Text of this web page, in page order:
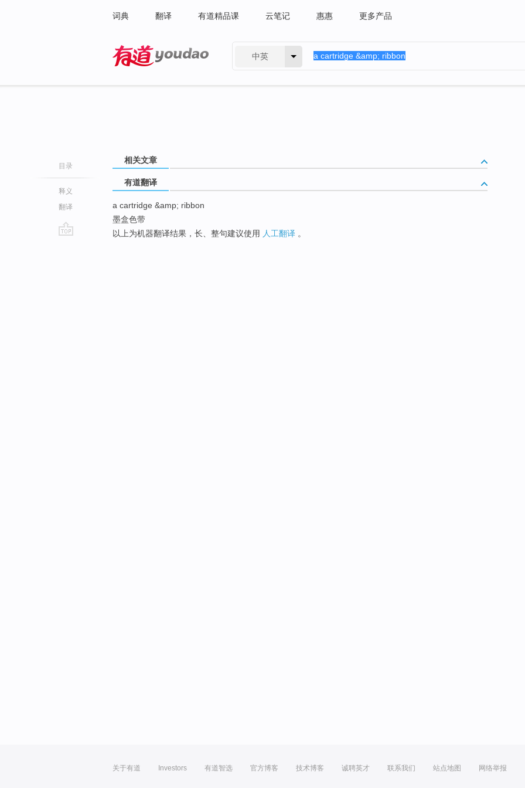
词典 翻译 有道精品课 云笔记 惠惠 更多产品
中英
目录
释义
翻译
相关文章
有道翻译
a cartridge &amp; ribbon
墨盒色带
以上为机器翻译结果，长、整句建议使用 人工翻译 。
关于有道 Investors 有道智选 官方博客 技术博客 诚聘英才 联系我们 站点地图 网络举报